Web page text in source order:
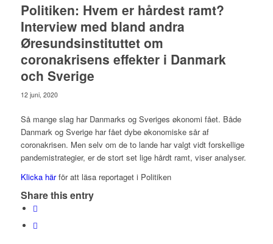
Politiken: Hvem er hårdest ramt?
Interview med bland andra
Øresundsinstituttet om
coronakrisens effekter i Danmark
och Sverige
12 juni, 2020
Så mange slag har Danmarks og Sveriges økonomi fået. Både
Danmark og Sverige har fået dybe økonomiske sår af
coronakrisen. Men selv om de to lande har valgt vidt forskellige
pandemistrategier, er de stort set lige hårdt ramt, viser analyser.
Klicka härför att läsa reportaget i Politiken
Share this entry